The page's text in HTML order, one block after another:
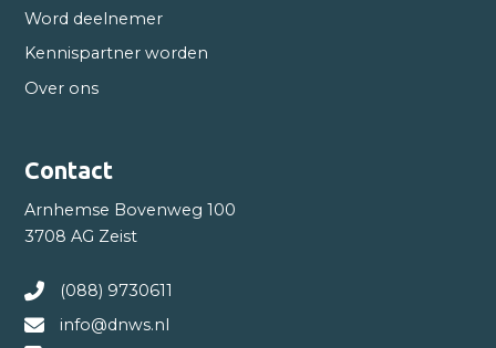
Word deelnemer
Kennispartner worden
Over ons
Contact
Arnhemse Bovenweg 100
3708 AG Zeist
(088) 9730611
info@dnws.nl